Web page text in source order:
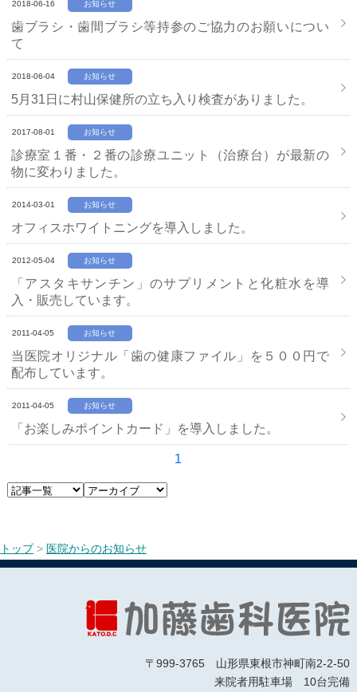
2018-06-16 お知らせ
歯ブラシ・歯間ブラシ等持参のご協力のお願いについ
て
2018-06-04 お知らせ
5月31日に村山保健所の立ち入り検査がありました。
2017-08-01 お知らせ
診療室１番・２番の診療ユニット（治療台）が最新の
物に変わりました。
2014-03-01 お知らせ
オフィスホワイトニングを導入しました。
2012-05-04 お知らせ
「アスタキサンチン」のサプリメントと化粧水を導
入・販売しています。
2011-04-05 お知らせ
当医院オリジナル「歯の健康ファイル」を５００円で
配布しています。
2011-04-05 お知らせ
「お楽しみポイントカード」を導入しました。
1
トップ > 医院からのお知らせ
〒999-3765 山形県東根市神町南2-2-50
来院者用駐車場 10台完備